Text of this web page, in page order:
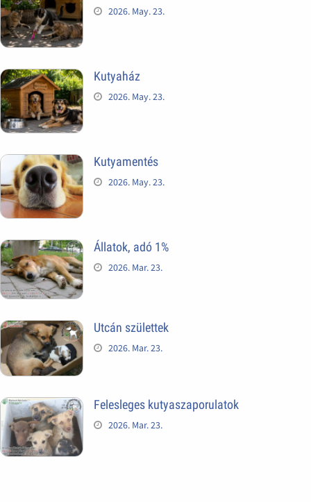
2026. May. 23.
Kutyaház
2026. May. 23.
Kutyamentés
2026. May. 23.
Állatok, adó 1%
2026. Mar. 23.
Utcán születtek
2026. Mar. 23.
Felesleges kutyaszaporulatok
2026. Mar. 23.